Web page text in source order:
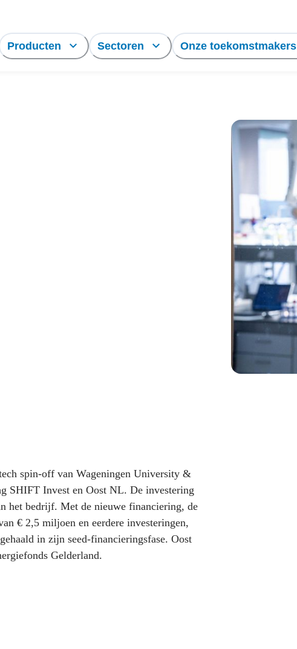
Producten Sectoren Onze toekomstmakers
spin-off van Wageningen University &
SHIFT Invest en Oost NL. De investering
het bedrijf. Met de nieuwe financiering, de
€ 2,5 miljoen en eerdere investeringen,
in zijn seed-financieringsfase. Oost
Gelderland.